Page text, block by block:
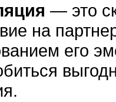
— это
на
его